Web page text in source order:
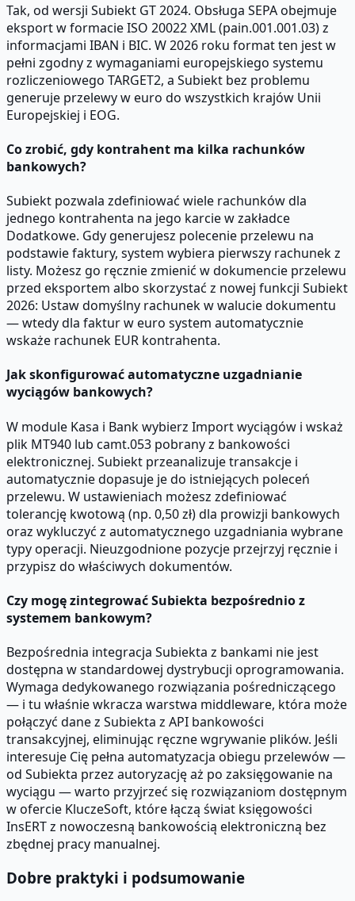
Tak, od wersji Subiekt GT 2024. Obsługa SEPA obejmuje
eksport w formacie ISO 20022 XML (pain.001.001.03) z
informacjami IBAN i BIC. W 2026 roku format ten jest w
pełni zgodny z wymaganiami europejskiego systemu
rozliczeniowego TARGET2, a Subiekt bez problemu
generuje przelewy w euro do wszystkich krajów Unii
Europejskiej i EOG.
Co zrobić, gdy kontrahent ma kilka rachunków
bankowych?
Subiekt pozwala zdefiniować wiele rachunków dla
jednego kontrahenta na jego karcie w zakładce
Dodatkowe. Gdy generujesz polecenie przelewu na
podstawie faktury, system wybiera pierwszy rachunek z
listy. Możesz go ręcznie zmienić w dokumencie przelewu
przed eksportem albo skorzystać z nowej funkcji Subiekt
2026: Ustaw domyślny rachunek w walucie dokumentu
— wtedy dla faktur w euro system automatycznie
wskaże rachunek EUR kontrahenta.
Jak skonfigurować automatyczne uzgadnianie
wyciągów bankowych?
W module Kasa i Bank wybierz Import wyciągów i wskaż
plik MT940 lub camt.053 pobrany z bankowości
elektronicznej. Subiekt przeanalizuje transakcje i
automatycznie dopasuje je do istniejących poleceń
przelewu. W ustawieniach możesz zdefiniować
tolerancję kwotową (np. 0,50 zł) dla prowizji bankowych
oraz wykluczyć z automatycznego uzgadniania wybrane
typy operacji. Nieuzgodnione pozycje przejrzyj ręcznie i
przypisz do właściwych dokumentów.
Czy mogę zintegrować Subiekta bezpośrednio z
systemem bankowym?
Bezpośrednia integracja Subiekta z bankami nie jest
dostępna w standardowej dystrybucji oprogramowania.
Wymaga dedykowanego rozwiązania pośredniczącego
— i tu właśnie wkracza warstwa middleware, która może
połączyć dane z Subiekta z API bankowości
transakcyjnej, eliminując ręczne wgrywanie plików. Jeśli
interesuje Cię pełna automatyzacja obiegu przelewów —
od Subiekta przez autoryzację aż po zaksięgowanie na
wyciągu — warto przyjrzeć się rozwiązaniom dostępnym
w ofercie KluczeSoft, które łączą świat księgowości
InsERT z nowoczesną bankowością elektroniczną bez
zbędnej pracy manualnej.
Dobre praktyki i podsumowanie